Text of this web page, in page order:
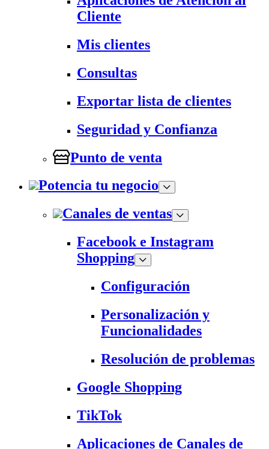
Cliente
Mis clientes
Consultas
Exportar lista de clientes
Seguridad y Confianza
Punto de venta
Potencia tu negocio
Canales de ventas
Facebook e Instagram
Shopping
Configuración
Personalización y
Funcionalidades
Resolución de problemas
Google Shopping
TikTok
Aplicaciones de Canales de